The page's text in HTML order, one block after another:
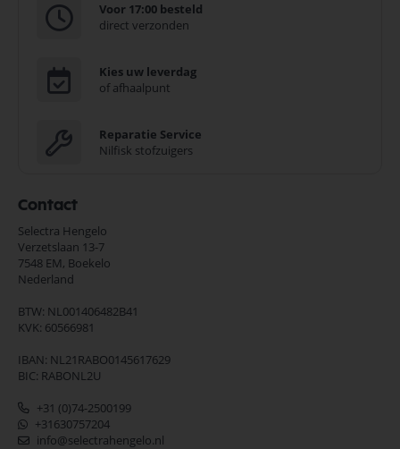
Voor 17:00 besteld
direct verzonden
Kies uw leverdag
of afhaalpunt
Reparatie Service
Nilfisk stofzuigers
Contact
Selectra Hengelo
Verzetslaan 13-7
7548 EM, Boekelo
Nederland
BTW: NL001406482B41
KVK: 60566981
IBAN: NL21RABO0145617629
BIC: RABONL2U
+31 (0)74-2500199
+31630757204
info@selectrahengelo.nl